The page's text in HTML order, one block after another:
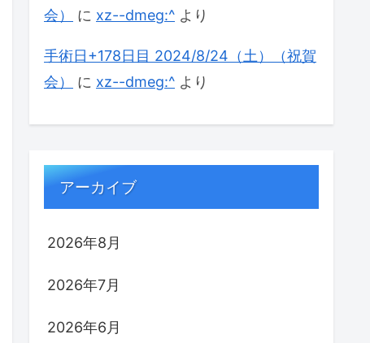
会）
に xz--dmeg:^ より
手術日+178日目 2024/8/24（土）（祝賀
会）
に xz--dmeg:^ より
アーカイブ
2026年8月
2026年7月
2026年6月